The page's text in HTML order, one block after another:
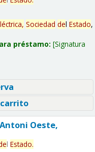
Sociedad del Estado,
préstamo: Signatura
Oeste,
l Estado.